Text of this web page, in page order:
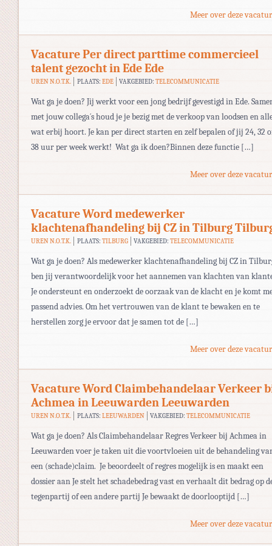
Meer over deze
Vacature Per direct parttime commercieel
talent gezocht in Ede Ede
UREN N.O.T.K. PLAATS: EDE VAKGEBIED:TELECOMMUNICATIE
Wat ga je doen? Jij werkt voor een jong bedrijf gevestigd in Ede.
met jouw collega´s houd je je bezig met de verkoop van loodsen en
wat erbij hoort. Je kan per direct starten en zelf bepalen of jij 24, 32
38 uur per week werkt! Wat ga ik doen?Binnen deze functie […]
Meer over deze
Vacature Word medewerker
klachtenafhandeling bij CZ in Tilburg
UREN N.O.T.K. PLAATS: TILBURG VAKGEBIED:TELECOMMUNICATIE
Wat ga je doen? Als medewerker klachtenafhandeling bij CZ in
ben jij verantwoordelijk voor het aannemen van klachten van
Je ondersteunt en onderzoekt de oorzaak van de klacht en je komt
passend advies. Om het vertrouwen van de klant te bewaken en te
herstellen zorg je ervoor dat je samen tot de […]
Meer over deze
Vacature Word Claimbehandelaar Verkeer
Achmea in Leeuwarden Leeuwarden
UREN N.O.T.K. PLAATS: LEEUWARDEN VAKGEBIED:TELECOMMUNICATIE
Wat ga je doen? Als Claimbehandelaar Regres Verkeer bij Achmea in
Leeuwarden voer je taken uit die voortvloeien uit de behandeling
een (schade)claim. Je beoordeelt of regres mogelijk is en maakt een
dossier aan Je stelt het schadebedrag vast en verhaalt dit bedrag op
tegenpartij of een andere partij Je bewaakt de doorlooptijd […]
Meer over deze